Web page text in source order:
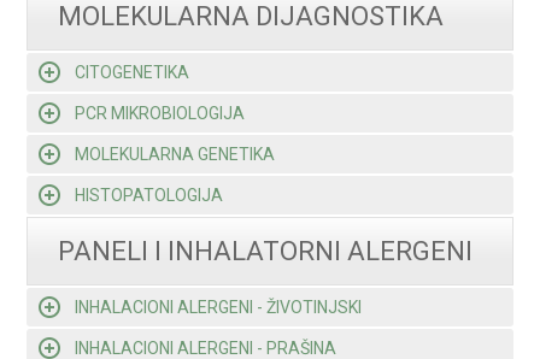
MOLEKULARNA DIJAGNOSTIKA
CITOGENETIKA
PCR MIKROBIOLOGIJA
MOLEKULARNA GENETIKA
HISTOPATOLOGIJA
PANELI I INHALATORNI ALERGENI
INHALACIONI ALERGENI - ŽIVOTINJSKI
INHALACIONI ALERGENI - PRAŠINA